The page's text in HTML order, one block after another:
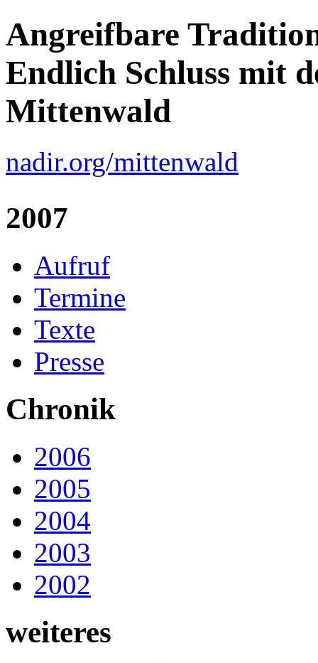
Angreifbare
Endlich Schluss mit
Mittenwald
nadir.org/mittenwald
2007
Aufruf
Termine
Texte
Presse
Chronik
2006
2005
2004
2003
2002
weiteres